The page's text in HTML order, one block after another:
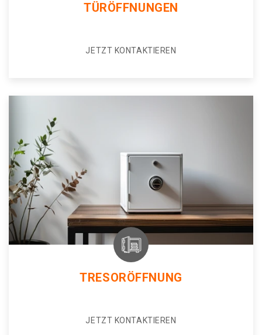
TÜRÖFFNUNGEN
JETZT KONTAKTIEREN
TRESORÖFFNUNG
JETZT KONTAKTIEREN